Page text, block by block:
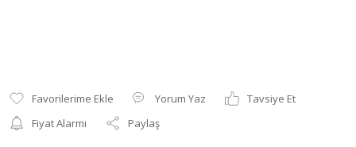
Yorum Yaz
Tavsiye Et
Fiyat Alarmı
Paylaş